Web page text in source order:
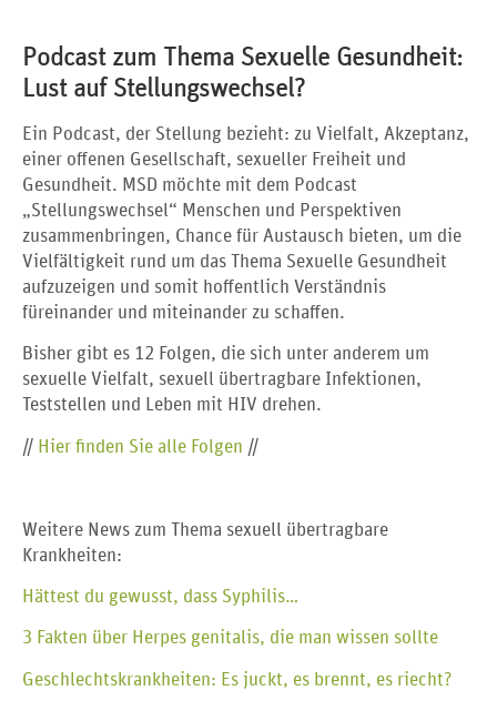
Podcast zum Thema Sexuelle Gesundheit:
Lust auf Stellungswechsel?
Ein Podcast, der Stellung bezieht: zu Vielfalt, Akzeptanz,
einer offenen Gesellschaft, sexueller Freiheit und
Gesundheit. MSD möchte mit dem Podcast
„Stellungswechsel“ Menschen und Perspektiven
zusammenbringen, Chance für Austausch bieten, um die
Vielfältigkeit rund um das Thema Sexuelle Gesundheit
aufzuzeigen und somit hoffentlich Verständnis
füreinander und miteinander zu schaffen.
Bisher gibt es 12 Folgen, die sich unter anderem um
sexuelle Vielfalt, sexuell übertragbare Infektionen,
Teststellen und Leben mit HIV drehen.
// Hier finden Sie alle Folgen //
Weitere News zum Thema sexuell übertragbare
Krankheiten:
Hättest du gewusst, dass Syphilis…
3 Fakten über Herpes genitalis, die man wissen sollte
Geschlechtskrankheiten: Es juckt, es brennt, es riecht?